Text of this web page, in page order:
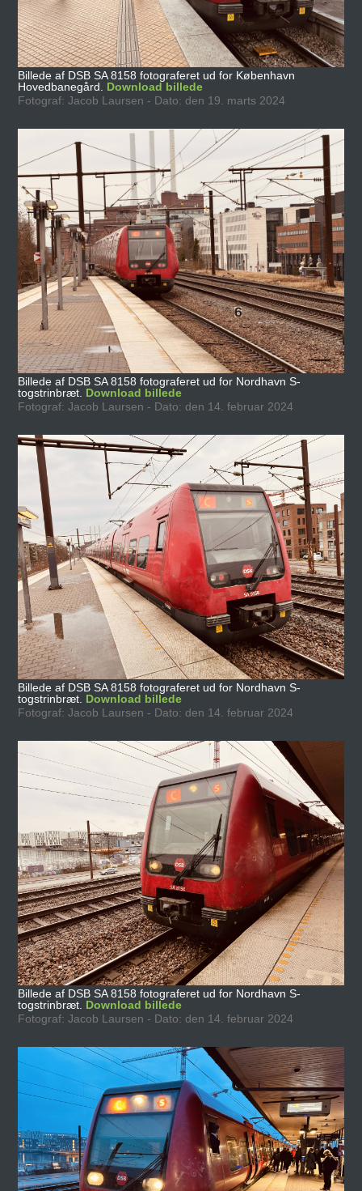
Billede af DSB SA 8158 fotograferet ud for København
Hovedbanegård. Download billede
Fotograf: Jacob Laursen - Dato: den 19. marts 2024
Billede af DSB SA 8158 fotograferet ud for Nordhavn S-
togstrinbræt. Download billede
Fotograf: Jacob Laursen - Dato: den 14. februar 2024
Billede af DSB SA 8158 fotograferet ud for Nordhavn S-
togstrinbræt. Download billede
Fotograf: Jacob Laursen - Dato: den 14. februar 2024
Billede af DSB SA 8158 fotograferet ud for Nordhavn S-
togstrinbræt. Download billede
Fotograf: Jacob Laursen - Dato: den 14. februar 2024